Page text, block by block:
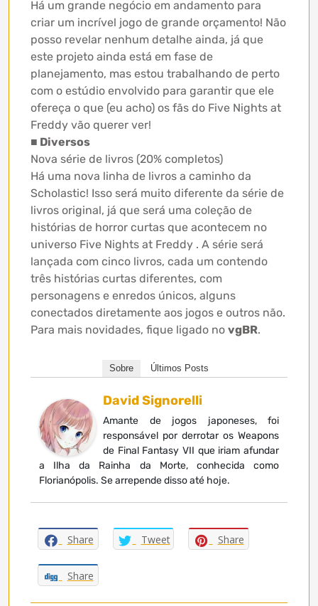
Há um grande negócio em andamento para
criar um incrível jogo de grande orçamento! Não
posso revelar nenhum detalhe ainda, já que
este projeto ainda está em fase de
planejamento, mas estou trabalhando de perto
com o estúdio envolvido para garantir que ele
ofereça o que (eu acho) os fãs do Five Nights at
Freddy vão querer ver!
■ Diversos
Nova série de livros (20% completos)
Há uma nova linha de livros a caminho da
Scholastic! Isso será muito diferente da série de
livros original, já que será uma coleção de
histórias de horror curtas que acontecem no
universo Five Nights at Freddy . A série será
lançada com cinco livros, cada um contendo
três histórias curtas diferentes, com
personagens e enredos únicos, alguns
conectados diretamente aos jogos e outros não.
Para mais novidades, fique ligado no vgBR.
Sobre Últimos Posts
David Signorelli
Amante de jogos japoneses, foi
responsável por derrotar os Weapons
de Final Fantasy VII que iriam afundar
a Ilha da Rainha da Morte, conhecida como
Florianópolis. Se arrepende disso até hoje.
Share Tweet Share
Share